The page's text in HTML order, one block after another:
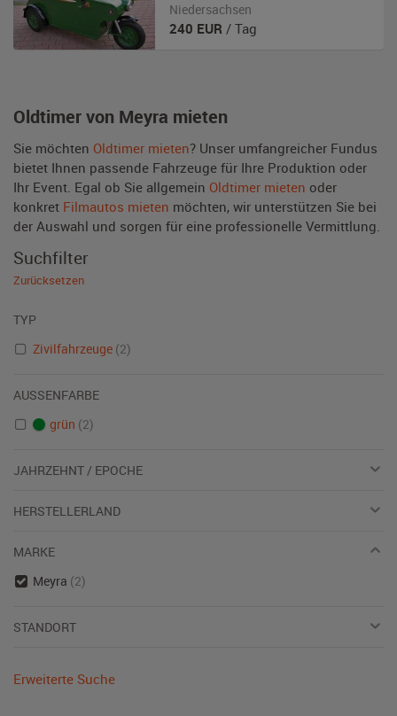
Oldtimer von Meyra mieten
Sie möchten Oldtimer mieten? Unser umfangreicher Fundus
bietet Ihnen passende Fahrzeuge für Ihre Produktion oder
Ihr Event. Egal ob Sie allgemein Oldtimer mieten oder
konkret Filmautos mieten möchten, wir unterstützen Sie bei
der Auswahl und sorgen für eine professionelle Vermittlung.
Niedersachsen
240 EUR / Tag
Suchfilter
Zurücksetzen
TYP
Zivilfahrzeuge (2)
AUSSENFARBE
grün (2)
JAHRZEHNT / EPOCHE
HERSTELLERLAND
MARKE
Meyra (2)
STANDORT
Erweiterte Suche